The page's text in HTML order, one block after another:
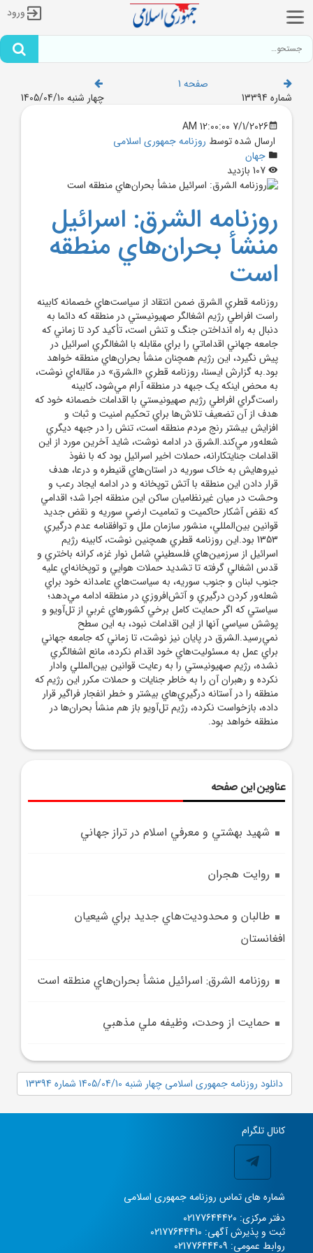
ورود
صفحه 1
شماره 13394
چهار شنبه 1405/04/10
7/1/2026 12:00:00 AM
ارسال شده توسط روزنامه جمهوری اسلامی
جهان
روزنامه الشرق: اسرائيل
منشأ بحران‌هاي منطقه
است
روزنامه قطري الشرق ضمن انتقاد از سياست‌هاي خصمانه کابينه
راست افراطي رژيم اشغالگر صهيونيستي در منطقه که دائما به
دنبال به راه انداختن جنگ و تنش است، تأکيد کرد تا زماني که
جامعه جهاني اقداماتي را براي مقابله با اشغالگري اسرائيل در
پيش نگيرد، اين رژيم همچنان منشأ بحران‌هاي منطقه خواهد
بود.به گزارش ايسنا، روزنامه قطري «الشرق» در مقاله‌اي نوشت،
به محض اينکه يک جبهه در منطقه آرام مي‌شود، کابينه
راست‌گراي افراطي رژيم صهيونيستي با اقدامات خصمانه خود که
هدف از آن تضعيف تلاش‌ها براي تحکيم امنيت و ثبات و
افزايش بيشتر رنج مردم منطقه است، تنش را در جبهه ديگري
شعله‌ور مي‌کند.الشرق در ادامه نوشت، شايد آخرين مورد از اين
اقدامات جنايتکارانه، حملات اخير اسرائيل بود که با نفوذ
نيروهايش به خاک سوريه در استان‌هاي قنيطره و درعا، هدف
قرار دادن اين منطقه با آتش توپخانه و در ادامه ايجاد رعب و
وحشت در ميان غيرنظاميان ساکن اين منطقه اجرا شد؛ اقدامي
که نقض آشکار حاکميت و تماميت ارضي سوريه و نقض جديد
قوانين بين‌المللي، منشور سازمان ملل و توافقنامه عدم درگيري
1353 بود.اين روزنامه قطري همچنين نوشت، کابينه رژيم
اسرائيل از سرزمين‌هاي فلسطيني شامل نوار غزه، کرانه باختري و
قدس اشغالي گرفته تا تشديد حملات هوايي و توپخانه‌اي عليه
جنوب لبنان و جنوب سوريه، به سياست‌هاي عامدانه خود براي
شعله‌ور کردن درگيري و آتش‌افروزي در منطقه ادامه مي‌دهد؛
سياستي که اگر حمايت کامل برخي کشورهاي غربي از تل‌آويو و
پوشش سياسي آنها از اين اقدامات نبود، به اين سطح
نمي‌رسيد.الشرق در پايان نيز نوشت، تا زماني که جامعه جهاني
براي عمل به مسئوليت‌هاي خود اقدام نکرده، مانع اشغالگري
نشده، رژيم صهيونيستي را به رعايت قوانين بين‌المللي وادار
نکرده و رهبران آن را به خاطر جنايات و حملات مکرر اين رژيم که
منطقه را در آستانه درگيري‌هاي بيشتر و خطر انفجار فراگير قرار
داده، بازخواست نکرده، رژيم تل‌آويو باز هم منشأ بحران‌ها در
منطقه خواهد بود.
عناوین این صفحه
شهيد بهشتي و معرفي اسلام در تراز جهاني
روايت هجران
طالبان و محدوديت‌هاي جديد براي شيعيان
افغانستان
روزنامه الشرق: اسرائيل منشأ بحران‌هاي منطقه است
حمايت از وحدت، وظيفه ملي مذهبي
دانلود روزنامه جمهوری اسلامی چهار شنبه 1405/04/10 شماره 13394
کانال تلگرام
شماره های تماس روزنامه جمهوری اسلامی
دفتر مرکزی: 02177644420
ثبت و پذیرش آگهی: 02177644410
روابط عمومی: 02177644409